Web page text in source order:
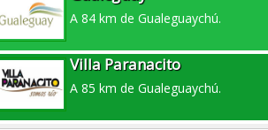
A 84 km de Gualeguaychú.
Villa Paranacito
A 85 km de Gualeguaychú.